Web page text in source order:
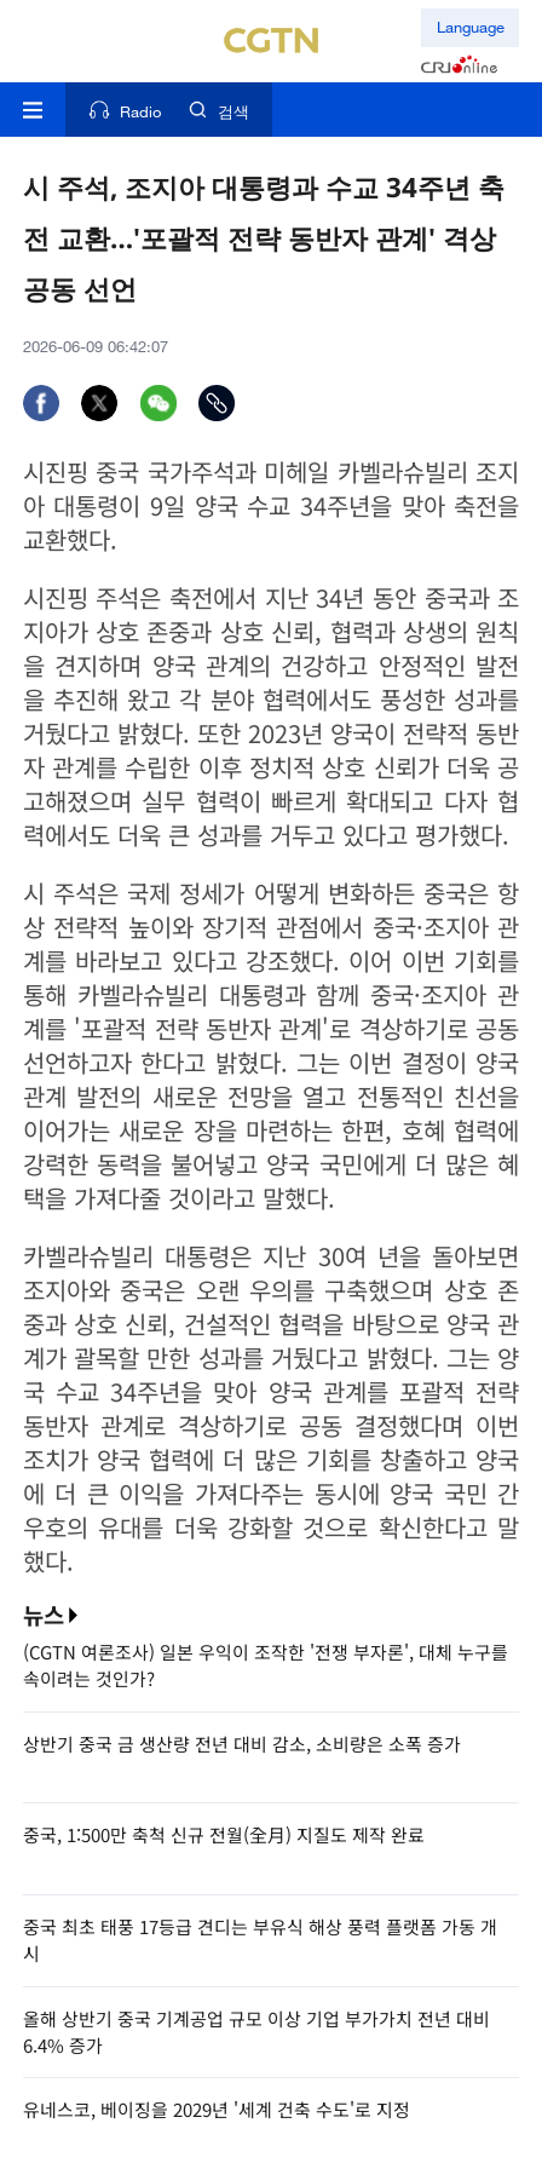
Language
Radio 검색
시 주석, 조지아 대통령과 수교 34주년 축
전 교환…'포괄적 전략 동반자 관계' 격상
공동 선언
2026-06-09 06:42:07
시진핑 중국 국가주석과 미헤일 카벨라슈빌리 조지
아 대통령이 9일 양국 수교 34주년을 맞아 축전을
교환했다.
시진핑 주석은 축전에서 지난 34년 동안 중국과 조
지아가 상호 존중과 상호 신뢰, 협력과 상생의 원칙
을 견지하며 양국 관계의 건강하고 안정적인 발전
을 추진해 왔고 각 분야 협력에서도 풍성한 성과를
거뒀다고 밝혔다. 또한 2023년 양국이 전략적 동반
자 관계를 수립한 이후 정치적 상호 신뢰가 더욱 공
고해졌으며 실무 협력이 빠르게 확대되고 다자 협
력에서도 더욱 큰 성과를 거두고 있다고 평가했다.
시 주석은 국제 정세가 어떻게 변화하든 중국은 항
상 전략적 높이와 장기적 관점에서 중국·조지아 관
계를 바라보고 있다고 강조했다. 이어 이번 기회를
통해 카벨라슈빌리 대통령과 함께 중국·조지아 관
계를 '포괄적 전략 동반자 관계'로 격상하기로 공동
선언하고자 한다고 밝혔다. 그는 이번 결정이 양국
관계 발전의 새로운 전망을 열고 전통적인 친선을
이어가는 새로운 장을 마련하는 한편, 호혜 협력에
강력한 동력을 불어넣고 양국 국민에게 더 많은 혜
택을 가져다줄 것이라고 말했다.
카벨라슈빌리 대통령은 지난 30여 년을 돌아보면
조지아와 중국은 오랜 우의를 구축했으며 상호 존
중과 상호 신뢰, 건설적인 협력을 바탕으로 양국 관
계가 괄목할 만한 성과를 거뒀다고 밝혔다. 그는 양
국 수교 34주년을 맞아 양국 관계를 포괄적 전략
동반자 관계로 격상하기로 공동 결정했다며 이번
조치가 양국 협력에 더 많은 기회를 창출하고 양국
에 더 큰 이익을 가져다주는 동시에 양국 국민 간
우호의 유대를 더욱 강화할 것으로 확신한다고 말
했다.
뉴스
(CGTN 여론조사) 일본 우익이 조작한 '전쟁 부자론', 대체 누구를
속이려는 것인가?
상반기 중국 금 생산량 전년 대비 감소, 소비량은 소폭 증가
중국, 1:500만 축척 신규 전월(全月) 지질도 제작 완료
중국 최초 태풍 17등급 견디는 부유식 해상 풍력 플랫폼 가동 개
시
올해 상반기 중국 기계공업 규모 이상 기업 부가가치 전년 대비
6.4% 증가
유네스코, 베이징을 2029년 '세계 건축 수도'로 지정